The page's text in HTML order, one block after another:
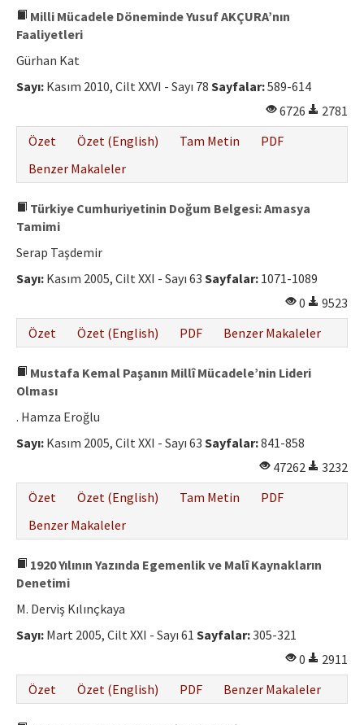
Milli Mücadele Döneminde Yusuf AKÇURA’nın
Faaliyetleri
Gürhan Kat
Sayı: Kasım 2010, Cilt XXVI - Sayı 78 Sayfalar:589-614
6726
2781
Özet
Özet (English) Tam Metin
PDF
Benzer Makaleler
Türkiye Cumhuriyetinin Doğum Belgesi: Amasya
Tamimi
Serap Taşdemir
Sayı: Kasım 2005, Cilt XXI - Sayı 63 Sayfalar: 1071-1089
0
9523
Özet
Özet (English) PDF Benzer Makaleler
Mustafa Kemal Paşanın Millî Mücadele’nin Lideri
Olması
. Hamza Eroğlu
Sayı: Kasım 2005, Cilt XXI - Sayı 63 Sayfalar:841-858
47262
3232
Özet
Özet (English) Tam Metin
PDF
Benzer Makaleler
1920 Yılının Yazında Egemenlik ve Malî Kaynakların
Denetimi
M. Derviş Kılınçkaya
Sayı: Mart 2005, Cilt XXI - Sayı 61 Sayfalar:305-321
0
2911
Özet
Özet (English) PDF Benzer Makaleler